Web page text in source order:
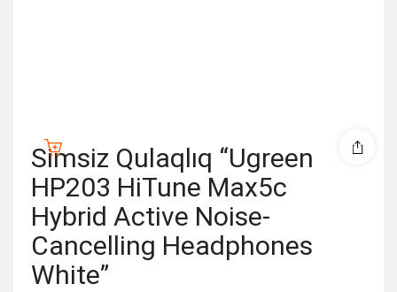
Simsiz Qulaqlıq “Ugreen
HP203 HiTune Max5c
Hybrid Active Noise-
Cancelling Headphones
White”